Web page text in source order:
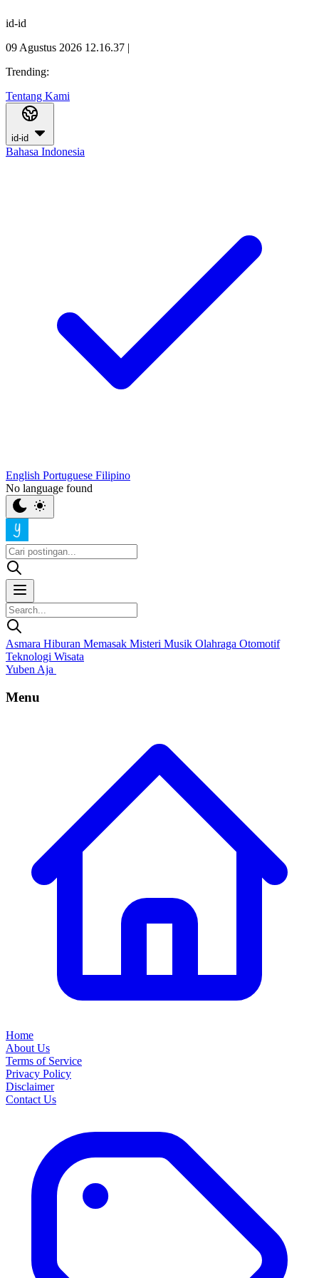
id-id
09 Agustus 2026 12.16.38 |
Trending:
Tentang Kami
id-id
Bahasa Indonesia
English Portuguese Filipino
No language found
Asmara Hiburan Memasak Misteri Musik Olahraga Otomotif
Teknologi Wisata
Yuben Aja
Menu
Home
About Us
Terms of Service
Privacy Policy
Disclaimer
Contact Us